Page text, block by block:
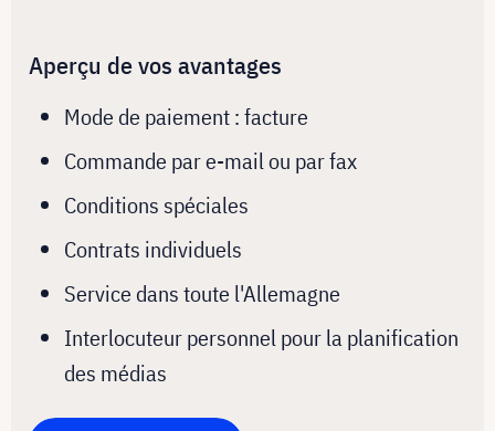
Aperçu de vos avantages
Mode de paiement : facture
Commande par e-mail ou par fax
Conditions spéciales
Contrats individuels
Service dans toute l'Allemagne
Interlocuteur personnel pour la planification
des médias